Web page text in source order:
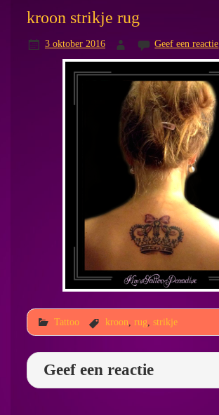
kroon strikje rug
3 oktober 2016 Geef een reactie
Tattoo kroon rug strikje
Geef een reactie